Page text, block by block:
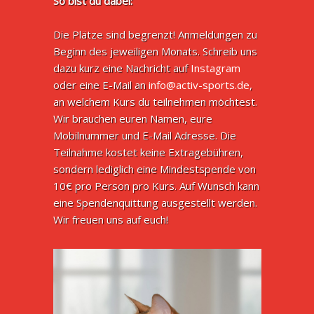
Die Plätze sind begrenzt! Anmeldungen zu
Beginn des jeweiligen Monats. Schreib uns
dazu kurz eine Nachricht aufInstagram
oder eine E-Mail aninfo@activ-sports.de,
an welchem Kurs du teilnehmen möchtest.
Wir brauchen euren Namen, eure
Mobilnummer und E-Mail Adresse. Die
Teilnahme kostet keine Extragebühren,
sondern lediglich eine Mindestspende von
10€ pro Person pro Kurs. Auf Wunsch kann
eine Spendenquittung ausgestellt werden.
Wir freuen uns auf euch!